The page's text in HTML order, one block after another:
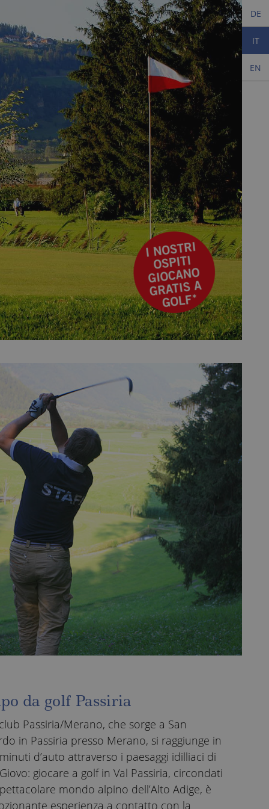
DE
IT
EN
da golf Passiria
Passiria/Merano, che sorge a San
in Passiria presso Merano, si raggiunge in
d’auto attraverso i paesaggi idilliaci di
giocare a golf in Val Passiria, circondati
mondo alpino dell’Alto Adige, è
esperienza a contatto con la